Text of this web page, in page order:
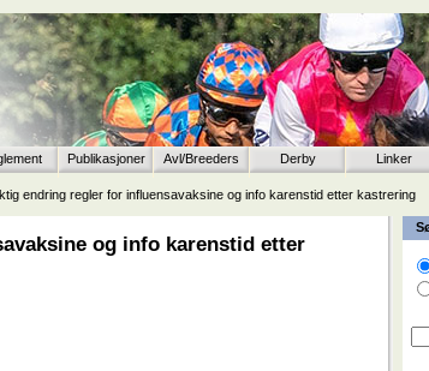
Publikasjoner Avl/Breeders Derby Linker
endring regler for influensavaksine og info karenstid etter kastrering
og info karenstid etter